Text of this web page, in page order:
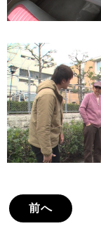
前へ